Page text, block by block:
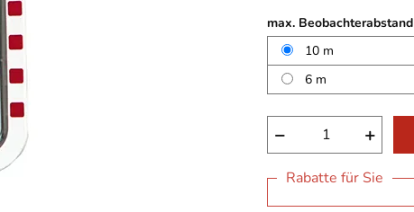
max. Beobachterabstand
10 m
6 m
− +
Rabatte für Sie